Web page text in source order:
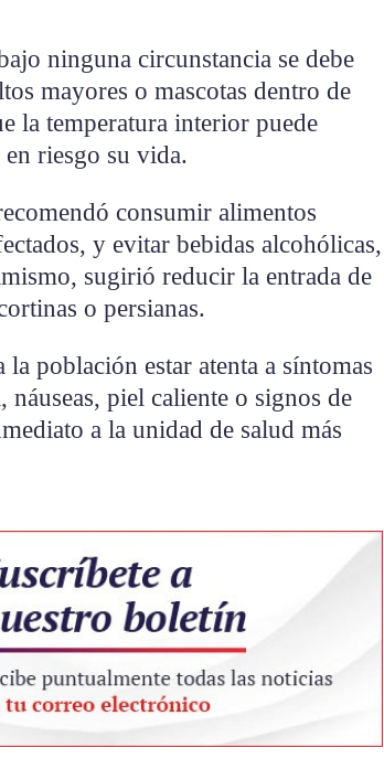
ninguna circunstancia se debe
mayores o mascotas dentro de
la temperatura interior puede
riesgo su vida.
consumir alimentos
y evitar bebidas alcohólicas,
sugirió reducir la entrada de
o persianas.
población estar atenta a síntomas
piel caliente o signos de
a la unidad de salud más